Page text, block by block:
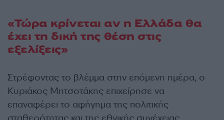
«Τώρα κρίνεται αν η Ελλάδα θα
έχει τη δική της θέση στις
εξελίξεις»
Στρέφοντας το βλέμμα στην επόμενη ημέρα, ο
Κυριάκος Μητσοτάκης επιχείρησε να
επαναφέρει το αφήγημα της πολιτικής